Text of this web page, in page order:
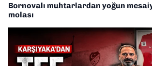
Bornovalı muhtarlardan yoğun
molası